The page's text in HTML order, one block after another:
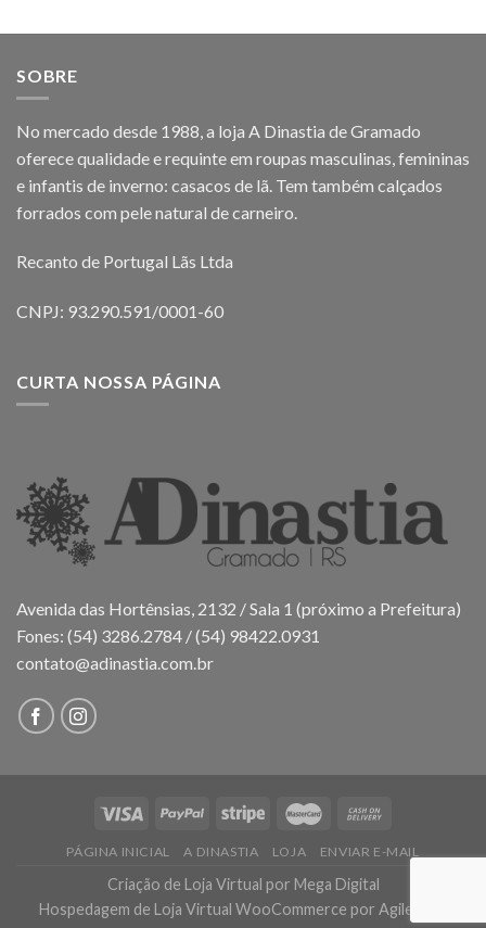
SOBRE
No mercado desde 1988, a loja A Dinastia de Gramado
oferece qualidade e requinte em roupas masculinas, femininas
e infantis de inverno: casacos de lã. Tem também calçados
forrados com pele natural de carneiro.
Recanto de Portugal Lãs Ltda
CNPJ: 93.290.591/0001-60
CURTA NOSSA PÁGINA
Avenida das Hortênsias, 2132 / Sala 1 (próximo a Prefeitura)
Fones: (54) 3286.2784 / (54) 98422.0931
contato@adinastia.com.br
PÁGINA INICIAL A DINASTIA LOJA ENVIAR E-MAIL
Criação de Loja Virtual por Mega Digital
Hospedagem de Loja Virtual WooCommerce por AgileHost